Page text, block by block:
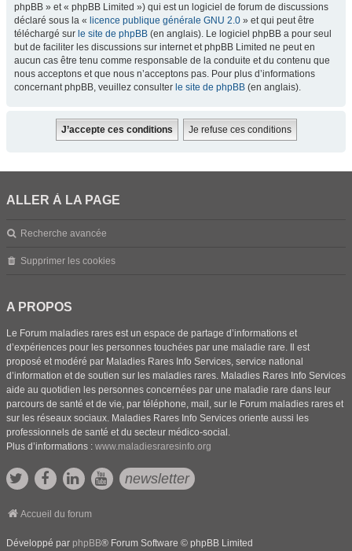
phpBB » et « phpBB Limited ») qui est un logiciel de forum de discussions
déclaré sous la « licence publique générale GNU 2.0 » et qui peut être
téléchargé sur le site de phpBB (en anglais). Le logiciel phpBB a pour seul
but de faciliter les discussions sur internet et phpBB Limited ne peut en
aucun cas être tenu comme responsable de la conduite et du contenu que
nous acceptons et que nous n’acceptons pas. Pour plus d’informations
concernant phpBB, veuillez consulter le site de phpBB (en anglais).
ALLER À LA PAGE
Recherche avancée
Supprimer les cookies
A PROPOS
Le Forum maladies rares est un espace de partage d’informations et
d’expériences pour les personnes touchées par une maladie rare. Il est
proposé et modéré par Maladies Rares Info Services, service national
d’information et de soutien sur les maladies rares. Maladies Rares Info Services
aide au quotidien les personnes concernées par une maladie rare dans leur
parcours de santé et de vie, par téléphone, mail, sur le Forum maladies rares et
sur les réseaux sociaux. Maladies Rares Info Services oriente aussi les
professionnels de santé et du secteur médico-social.
Plus d’informations : www.maladiesraresinfo.org
newsletter
Accueil du forum
Développé par phpBB® Forum Software © phpBB Limited